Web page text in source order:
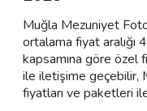
Muğla Mezuniyet
ortalama fiyat aralığı
kapsamına göre özel
ile iletişime geçebilir,
fiyatları ve paketleri